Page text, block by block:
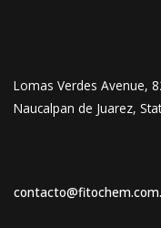
Lomas Verdes Avenue,
Naucalpan de Juarez,